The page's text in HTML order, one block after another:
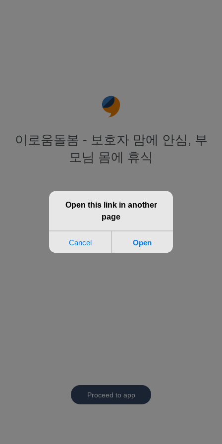
이로움돌봄 - 보호자 맘에 안심, 부
모님 몸에 휴식
Proceed to app